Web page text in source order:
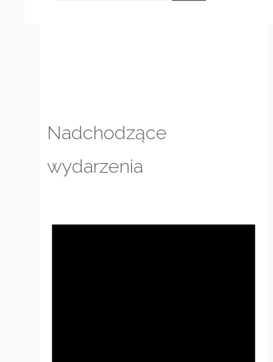
Nadchodzące
wydarzenia